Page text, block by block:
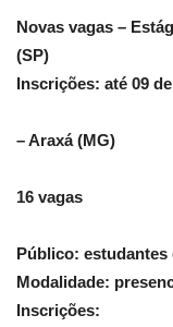
Novas vagas –
(SP)
Inscrições: até 09
– Araxá (MG)
16 vagas
Público:
Modalidade:
Inscrições: